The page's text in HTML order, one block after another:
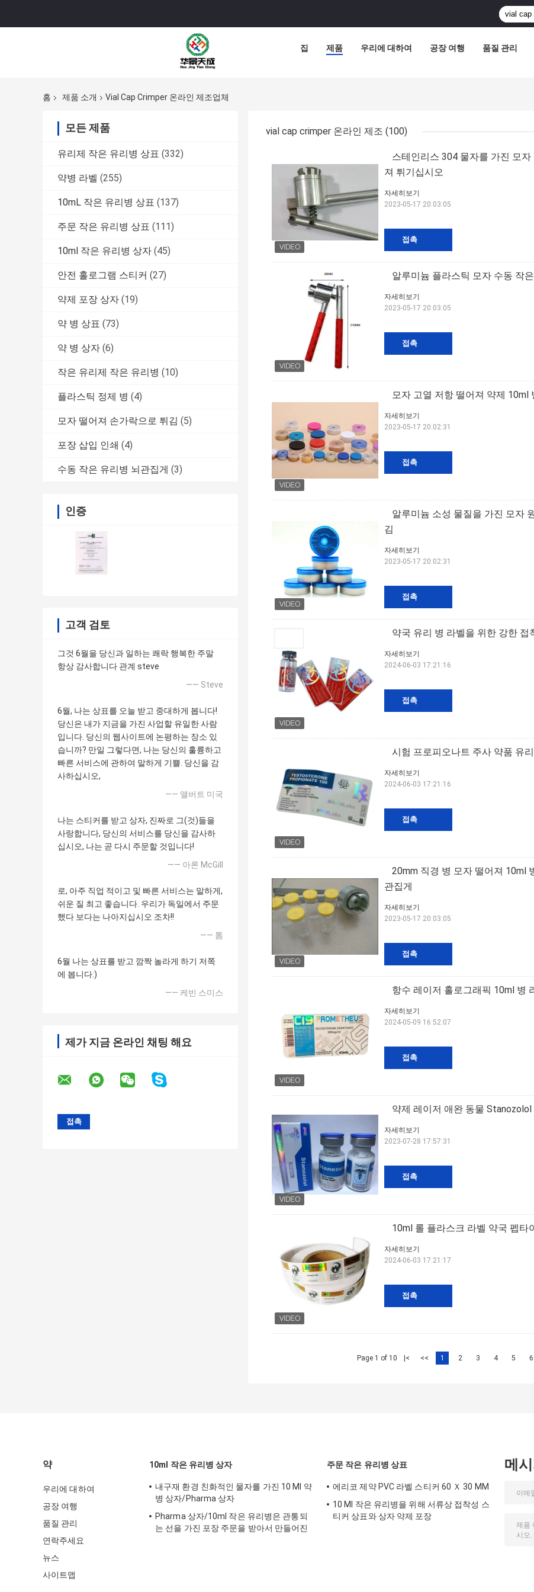
집 제품 우리에 대하여 공장 여행 품질 관리
홈 제품 소개 Vial Cap Crimper 온라인 제조업체
모든 제품
유리제 작은 유리병 상표 (332)
약병 라벨 (255)
10mL 작은 유리병 상표 (137)
주문 작은 유리병 상표 (111)
10ml 작은 유리병 상자 (45)
안전 홀로그램 스티커 (27)
약제 포장 상자 (19)
약 병 상표 (73)
약 병 상자 (6)
작은 유리제 작은 유리병 (10)
플라스틱 정제 병 (4)
모자 떨어져 손가락으로 튀김 (5)
포장 삽입 인쇄 (4)
수동 작은 유리병 뇌관집게 (3)
인증
고객 검토
그것 6월을 당신과 일하는 쾌락 행복한 주말
항상 감사합니다 관계 steve
—— Steve
6월, 나는 상표를 오늘 받고 중대하게 봅니다!
당신은 내가 지금을 가진 사업할 유일한 사람
입니다. 당신의 웹사이트에 논평하는 장소 있
습니까? 만일 그렇다면, 나는 당신의 훌륭하고
빠른 서비스에 관하여 말하게 기쁠. 당신을 감
사하십시오,
—— 앨버트 미국
나는 스티커를 받고 상자, 진짜로 그(것)들을
사랑합니다, 당신의 서비스를 당신을 감사하
십시오, 나는 곧 다시 주문할 것입니다!
—— 아론 McGill
로, 아주 직업 적이고 및 빠른 서비스는 말하게,
쉬운 질 최고 좋습니다. 우리가 독일에서 주문
했다 보다는 나아지십시오 조차!!
—— 톰
6월 나는 상표를 받고 깜짝 놀라게 하기 저쪽
에 봅니다:)
—— 케빈 스미스
제가 지금 온라인 채팅 해요
vial cap crimper 온라인 제조 (100)
스테인리스 304 물자를 가진 모
져 튀기십시오
접촉
자세히보기
2023-05-17 20:03:05
알루미늄 플라스틱 모자 수동 작
접촉
자세히보기
2023-05-17 20:03:05
모자 고열 저항 떨어져 약제 10ml
접촉
자세히보기
2023-05-17 20:02:31
알루미늄 소성 물질을 가진 모자
김
접촉
자세히보기
2023-05-17 20:02:31
약국 유리 병 라벨을 위한 강한
접촉
자세히보기
2024-06-03 17:21:16
시험 프로피오나트 주사 약품 유
접촉
자세히보기
2024-06-03 17:21:16
20mm 직경 병 모자 떨어져 10ml
관집게
접촉
자세히보기
2023-05-17 20:03:05
항수 레이저 홀로그래픽 10ml 병
접촉
자세히보기
2024-05-09 16:52:07
약제 레이저 애완 동물
접촉
자세히보기
2023-07-28 17:57:31
10ml 롤 플라스크 라벨 약국 펩타
접촉
자세히보기
2024-06-03 17:21:17
Page 1 of 10 |< << 1 2 3 4 5 6
약
우리에 대하여
공장 여행
품질 관리
연락주세요
뉴스
사이트맵
10ml 작은 유리병 상자
내구재 환경 친화적인 물자를 가진 10 Ml 약
병 상자/Pharma 상자
Pharma 상자/10ml 작은 유리병은 관통되
는 선을 가진 포장 주문을 받아서 만들어진
주문 작은 유리병 상표
에리코 제약 PVC 라벨 스티커 60 Ｘ 30 MM
10 Ml 작은 유리병을 위해 서류상 접착성 스
티커 상표와 상자 약제 포장
메